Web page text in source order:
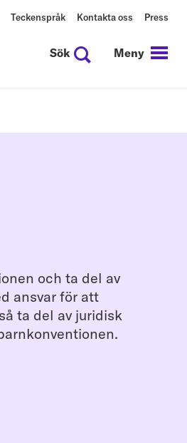
Teckenspråk Kontakta oss Press
Sök Meny
och ta del av
ansvar för att
ta del av juridisk